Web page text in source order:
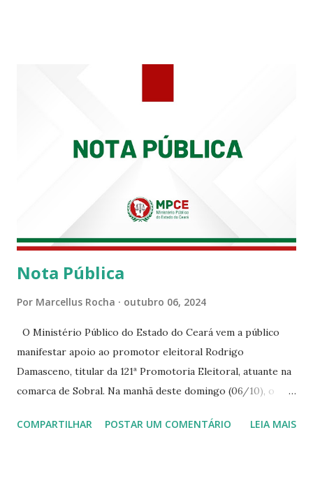
Nota Pública
Por Marcellus Rocha outubro 06, 2024
O Ministério Público do Estado do Ceará vem a público
manifestar apoio ao promotor eleitoral Rodrigo
Damasceno, titular da 121ª Promotoria Eleitoral, atuante na
comarca de Sobral. Na manhã deste domingo (06/10), o
integrava um grupo de apoiadores de um candidato a
COMPARTILHAR POSTAR UM COMENTÁRIO LEIA MAIS